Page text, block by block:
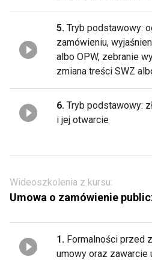
5. Tryb podstawowy:
zamówieniu,
albo OPW, zebranie
zmiana treści SWZ
6. Tryb podstawowy:
i jej otwarcie
Wideoszkolenia z kursu:
Umowa o zamówienie
1. Formalności przed
umowy oraz zawarcie